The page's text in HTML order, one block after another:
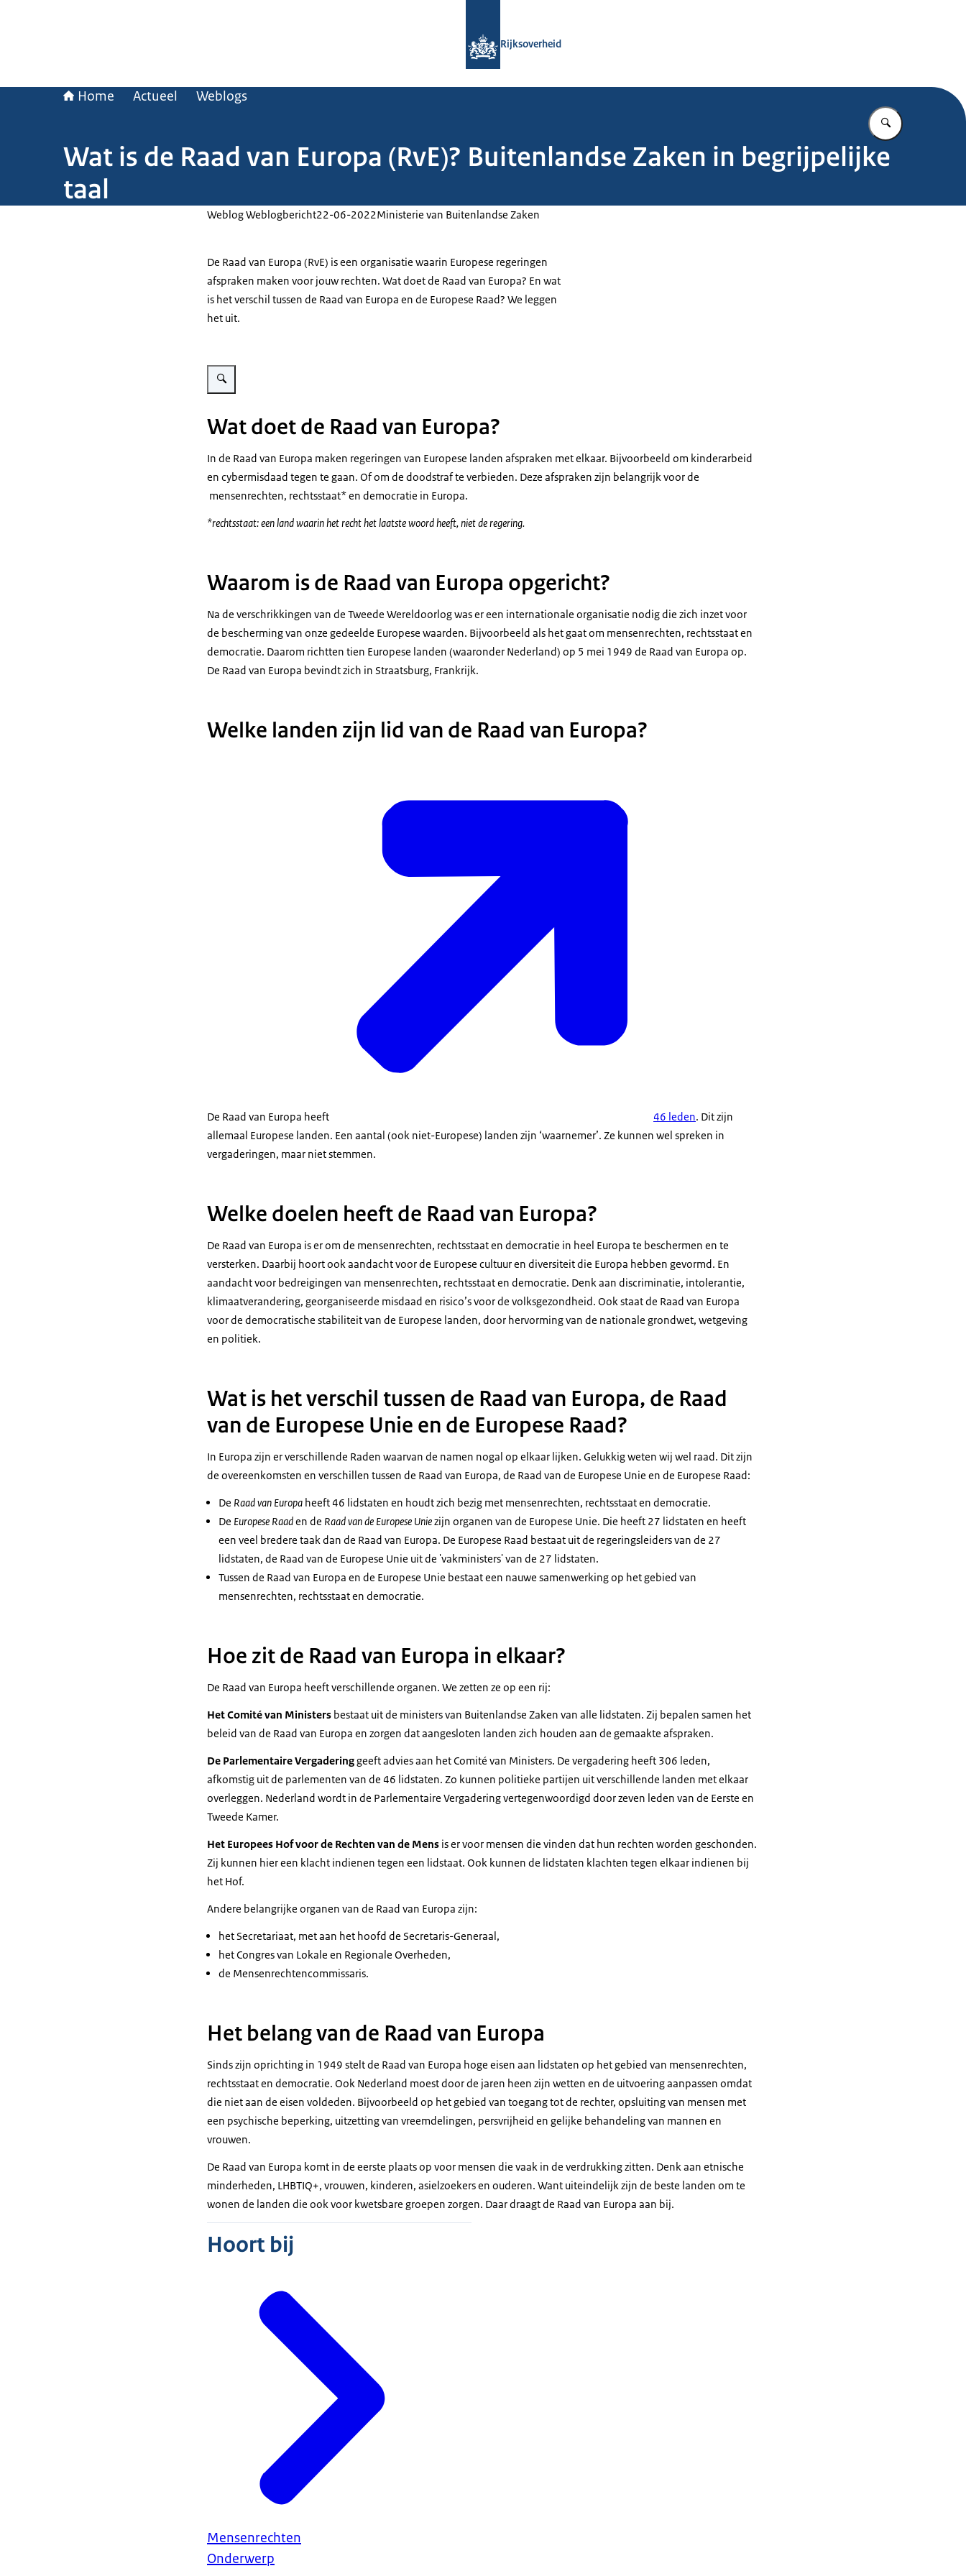
Rijksoverheid
Home Actueel Weblogs
Vul in wat u
Wat is de Raad van Europa (RvE)? Buitenlandse Zaken in begrijpelijke
taal
Weblog Weblogbericht22-06-2022Ministerie van Buitenlandse Zaken
De Raad van Europa (RvE) is een organisatie waarin Europese regeringen
afspraken maken voor jouw rechten. Wat doet de Raad van Europa? En wat
is het verschil tussen de Raad van Europa en de Europese Raad? We leggen
het uit.
Vergroot afbeelding Wat je moet weten over de Raad van Europa
Wat doet de Raad van Europa?
In de Raad van Europa maken regeringen van Europese landen afspraken met elkaar. Bijvoorbeeld om kinderarbeid
en cybermisdaad tegen te gaan. Of om de doodstraf te verbieden. Deze afspraken zijn belangrijk voor de
mensenrechten, rechtsstaat* en democratie in Europa.
*rechtsstaat: een land waarin het recht het laatste woord heeft, niet de regering.
Waarom is de Raad van Europa opgericht?
Na de verschrikkingen van de Tweede Wereldoorlog was er een internationale organisatie nodig die zich inzet voor
de bescherming van onze gedeelde Europese waarden. Bijvoorbeeld als het gaat om mensenrechten, rechtsstaat en
democratie. Daarom richtten tien Europese landen (waaronder Nederland) op 5 mei 1949 de Raad van Europa op.
De Raad van Europa bevindt zich in Straatsburg, Frankrijk.
Welke landen zijn lid van de Raad van Europa?
De Raad van Europa heeft 46 leden. Dit zijn
allemaal Europese landen. Een aantal (ook niet-Europese) landen zijn ‘waarnemer’. Ze kunnen wel spreken in
vergaderingen, maar niet stemmen.
Welke doelen heeft de Raad van Europa?
De Raad van Europa is er om de mensenrechten, rechtsstaat en democratie in heel Europa te beschermen en te
versterken. Daarbij hoort ook aandacht voor de Europese cultuur en diversiteit die Europa hebben gevormd. En
aandacht voor bedreigingen van mensenrechten, rechtsstaat en democratie. Denk aan discriminatie, intolerantie,
klimaatverandering, georganiseerde misdaad en risico’s voor de volksgezondheid. Ook staat de Raad van Europa
voor de democratische stabiliteit van de Europese landen, door hervorming van de nationale grondwet, wetgeving
en politiek.
Wat is het verschil tussen de Raad van Europa, de Raad
van de Europese Unie en de Europese Raad?
In Europa zijn er verschillende Raden waarvan de namen nogal op elkaar lijken. Gelukkig weten wij wel raad. Dit zijn
de overeenkomsten en verschillen tussen de Raad van Europa, de Raad van de Europese Unie en de Europese Raad:
De Raad van Europa heeft 46 lidstaten en houdt zich bezig met mensenrechten, rechtsstaat en democratie.
De Europese Raaden de Raad van de Europese Uniezijn organen van de Europese Unie. Die heeft 27 lidstaten en heeft
een veel bredere taak dan de Raad van Europa. De Europese Raad bestaat uit de regeringsleiders van de 27
lidstaten, de Raad van de Europese Unie uit de 'vakministers' van de 27 lidstaten.
Tussen de Raad van Europa en de Europese Unie bestaat een nauwe samenwerking op het gebied van
mensenrechten, rechtsstaat en democratie.
Hoe zit de Raad van Europa in elkaar?
De Raad van Europa heeft verschillende organen. We zetten ze op een rij:
Het Comité van Ministers bestaat uit de ministers van Buitenlandse Zaken van alle lidstaten. Zij bepalen samen het
beleid van de Raad van Europa en zorgen dat aangesloten landen zich houden aan de gemaakte afspraken.
De Parlementaire Vergaderinggeeft advies aan het Comité van Ministers. De vergadering heeft 306 leden,
afkomstig uit de parlementen van de 46 lidstaten. Zo kunnen politieke partijen uit verschillende landen met elkaar
overleggen. Nederland wordt in de Parlementaire Vergadering vertegenwoordigd door zeven leden van de Eerste en
Tweede Kamer.
Het Europees Hof voor de Rechten van de Mens is er voor mensen die vinden dat hun rechten worden geschonden.
Zij kunnen hier een klacht indienen tegen een lidstaat. Ook kunnen de lidstaten klachten tegen elkaar indienen bij
het Hof.
Andere belangrijke organen van de Raad van Europa zijn:
het Secretariaat, met aan het hoofd de Secretaris-Generaal,
het Congres van Lokale en Regionale Overheden,
de Mensenrechtencommissaris.
Het belang van de Raad van Europa
Sinds zijn oprichting in 1949 stelt de Raad van Europa hoge eisen aan lidstaten op het gebied van mensenrechten,
rechtsstaat en democratie. Ook Nederland moest door de jaren heen zijn wetten en de uitvoering aanpassen omdat
die niet aan de eisen voldeden. Bijvoorbeeld op het gebied van toegang tot de rechter, opsluiting van mensen met
een psychische beperking, uitzetting van vreemdelingen, persvrijheid en gelijke behandeling van mannen en
vrouwen.
De Raad van Europa komt in de eerste plaats op voor mensen die vaak in de verdrukking zitten. Denk aan etnische
minderheden, LHBTIQ+, vrouwen, kinderen, asielzoekers en ouderen. Want uiteindelijk zijn de beste landen om te
wonen de landen die ook voor kwetsbare groepen zorgen. Daar draagt de Raad van Europa aan bij.
Hoort bij
Mensenrechten
Onderwerp